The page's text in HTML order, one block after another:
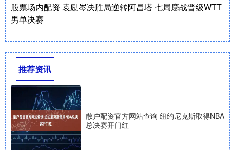
股票场内配资 袁励岑决胜局逆转阿昌塔 七局鏖战晋级WTT
男单决赛
推荐资讯
散户配资官方网站查询 纽约尼克斯取得NBA
总决赛开门红